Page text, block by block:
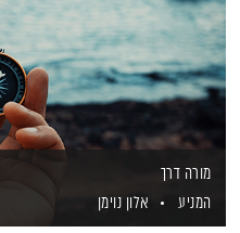
מורה דרך
המניע
אלון נוימן